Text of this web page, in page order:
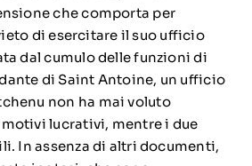
che comporta per
di esercitare il suo ufficio
dal cumulo delle funzioni di
di Saint Antoine, un ufficio
non ha mai voluto
lucrativi, mentre i due
In assenza di altri documenti,